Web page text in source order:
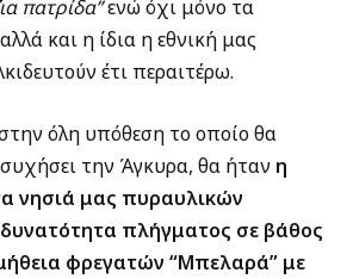
πατρίδα”ενώ όχι μόνο τα
και η ίδια η εθνική μας
έτι περαιτέρω.
όλη υπόθεση το οποίο θα
την Άγκυρα, θα ήταν η
νησιά μας πυραυλικών
πλήγματος σε βάθος
φρεγατών “Μπελαρά” με